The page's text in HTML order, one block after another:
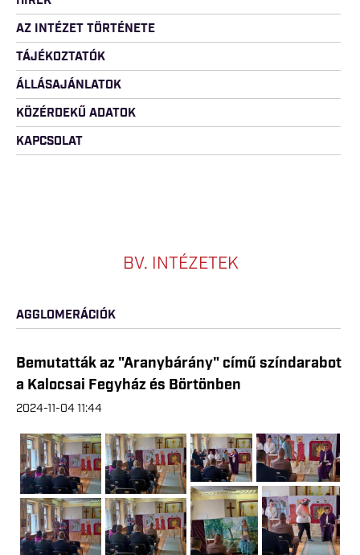
AZ INTÉZET TÖRTÉNETE
TÁJÉKOZTATÓK
ÁLLÁSAJÁNLATOK
KÖZÉRDEKŰ ADATOK
KAPCSOLAT
BV. INTÉZETEK
AGGLOMERÁCIÓK
Bemutatták az "Aranybárány" című színdarabot
a Kalocsai Fegyház és Börtönben
2024-11-04 11:44